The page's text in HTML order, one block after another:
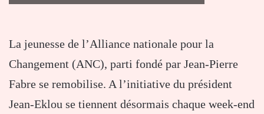
La jeunesse de l’Alliance nationale pour la
Changement (ANC), parti fondé par Jean-Pierre
Fabre se remobilise. A l’initiative du président
Jean-Eklou se tiennent désormais chaque week-end